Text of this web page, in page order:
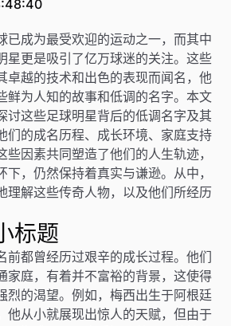
已成为最受欢迎的运动之一，而其中
星更是吸引了亿万球迷的关注。这些
卓越的技术和出色的表现而闻名，他
鲜为人知的故事和低调的名字。本文
讨这些足球明星背后的低调名字及其
们的成名历程、成长环境、家庭支持
些因素共同塑造了他们的人生轨迹，
，仍然保持着真实与谦逊。从中，
理解这些传奇人物，以及他们所经历
标题
前都曾经历过艰辛的成长过程。他们
家庭，有着并不富裕的背景，这使得
烈的渴望。例如，梅西出生于阿根廷
他从小就展现出惊人的天赋，但由于